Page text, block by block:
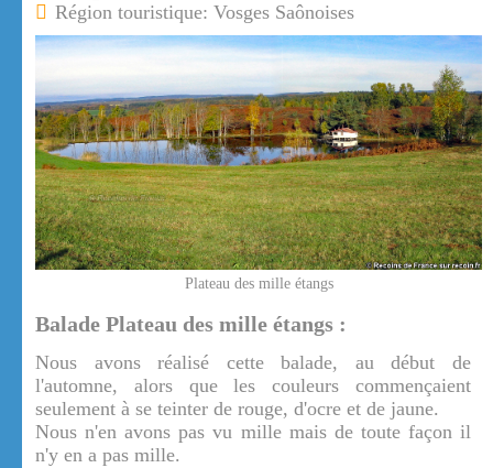
Région touristique: Vosges Saônoises
Plateau des mille étangs
Balade Plateau des mille étangs :
Nous avons réalisé cette balade, au début de
l'automne, alors que les couleurs commençaient
seulement à se teinter de rouge, d'ocre et de jaune.
Nous n'en avons pas vu mille mais de toute façon il
n'y en a pas mille.